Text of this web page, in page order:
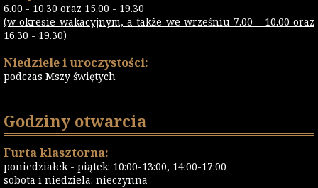
6.00 - 10.30 oraz 15.00 - 19.30
(w okresie wakacyjnym, a także we wrześniu 7.00 - 10.00 oraz
16.30 - 19.30)
Niedziele i uroczystości:
podczas Mszy świętych
Godziny otwarcia
Furta klasztorna:
poniedziałek - piątek: 10:00-13:00, 14:00-17:00
sobota i niedziela: nieczynna